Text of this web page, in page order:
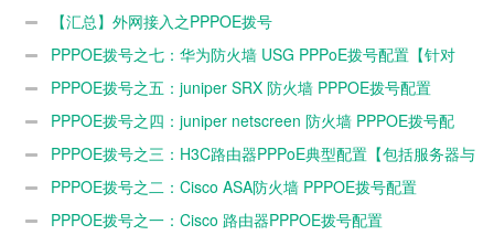
【汇总】外网接入之PPPOE拨号
PPPOE拨号之七：华为防火墙 USG PPPoE拨号配置【针对
Client+NAT工作常用方式与服务器】
PPPOE拨号之五：juniper SRX 防火墙 PPPOE拨号配置
PPPOE拨号之四：juniper netscreen 防火墙 PPPOE拨号配
置
PPPOE拨号之三：H3C路由器PPPoE典型配置【包括服务器与
client PAP CHAP等方式】
PPPOE拨号之二：Cisco ASA防火墙 PPPOE拨号配置
PPPOE拨号之一：Cisco 路由器PPPOE拨号配置